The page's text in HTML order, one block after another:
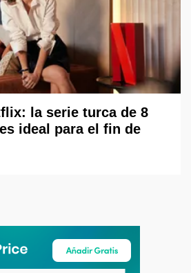
la serie turca de 8
ideal para el fin de